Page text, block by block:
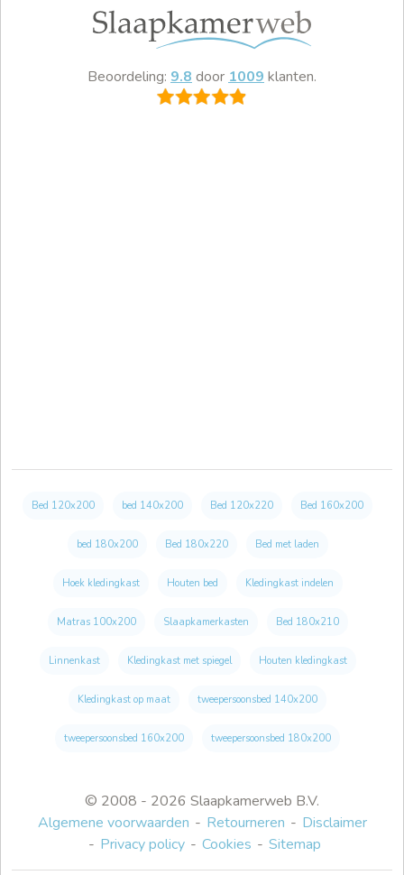
© 2008 - 2026 Slaapkamerweb B.V.
Algemene voorwaarden
Retourneren
Disclaimer
Privacy policy
Cookies Sitemap
Beoordeling: 9.8 door 1009 klanten.
Bed 120x200 bed 140x200 Bed 120x220 Bed 160x200
bed 180x200 Bed 180x220 Bed met laden
Hoek kledingkast Houten bed Kledingkast indelen
Matras 100x200 Slaapkamerkasten Bed 180x210
Linnenkast Kledingkast met spiegel Houten kledingkast
Kledingkast op maat tweepersoonsbed 140x200
tweepersoonsbed 160x200 tweepersoonsbed 180x200